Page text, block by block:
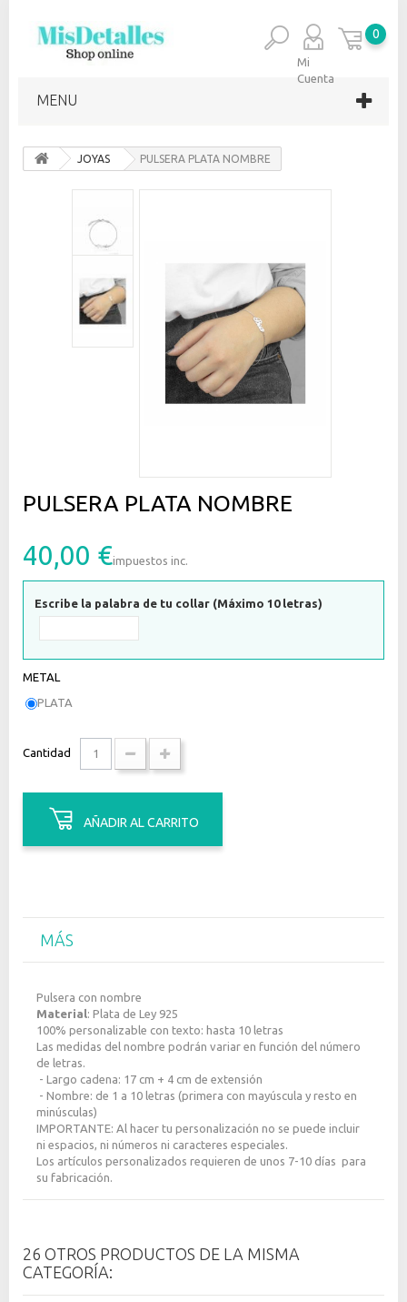
MENU
0
Mi
Cuenta
JOYAS PULSERA PLATA NOMBRE
PULSERA PLATA NOMBRE
40,00 €impuestos inc.
Escribe la palabra de tu collar (Máximo 10 letras)
METAL
PLATA
Cantidad
AÑADIR AL CARRITO
MÁS
Pulsera con nombre
Material: Plata de Ley 925
100% personalizable con texto: hasta 10 letras
Las medidas del nombre podrán variar en función del número
de letras.
- Largo cadena: 17 cm + 4 cm de extensión
- Nombre: de 1 a 10 letras (primera con mayúscula y resto en
minúsculas)
IMPORTANTE: Al hacer tu personalización no se puede incluir
ni espacios, ni números ni caracteres especiales.
Los artículos personalizados requieren de unos 7-10 días para
su fabricación.
26 OTROS PRODUCTOS DE LA MISMA
CATEGORÍA: